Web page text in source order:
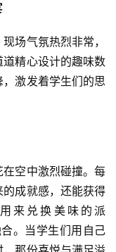
场气氛热烈非常，
精心设计的趣味数
激发着学生们的思
空中激烈碰撞。每
成就感，还能获得
来兑换美味的派
。当学生们用自己